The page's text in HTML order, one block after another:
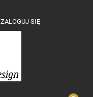
ZALOGUJ SIĘ